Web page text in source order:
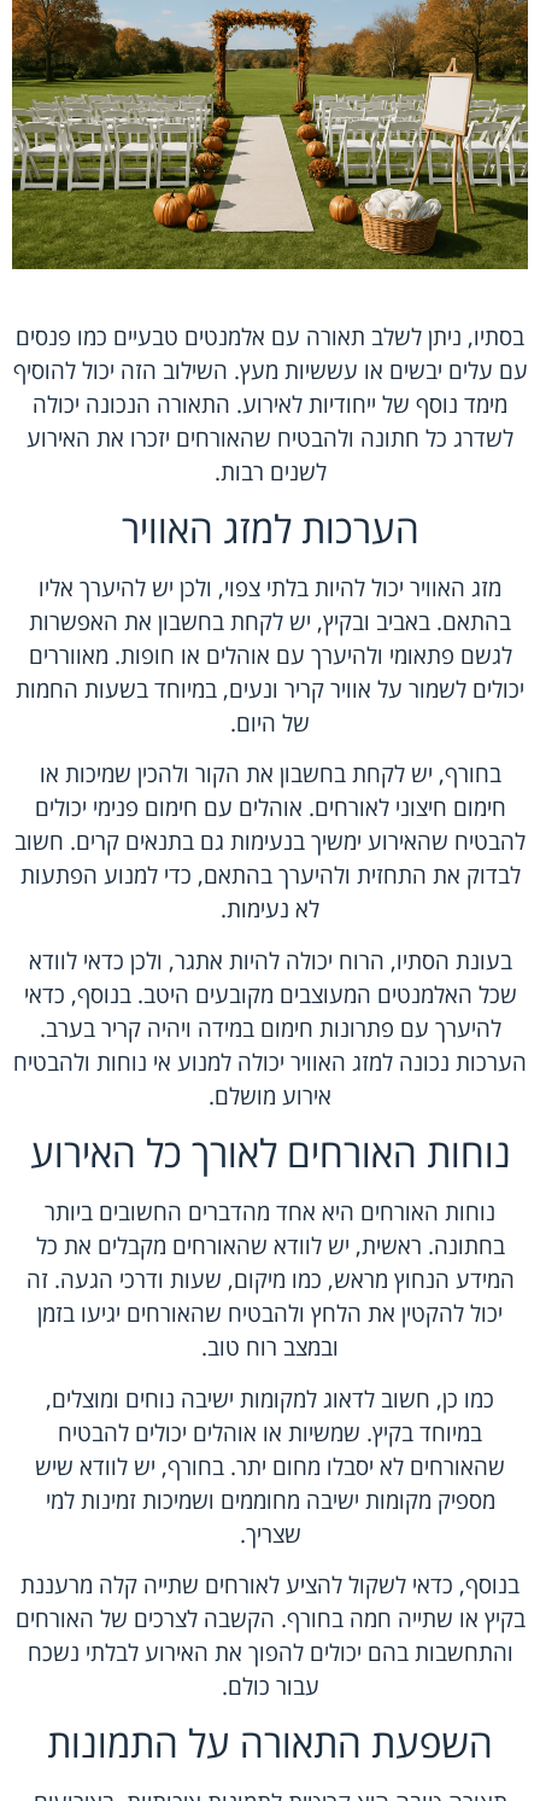
בסתיו, ניתן לשלב תאורה עם אלמנטים טבעיים כמו פנסים
עם עלים יבשים או עששיות מעץ. השילוב הזה יכול להוסיף
מימד נוסף של ייחודיות לאירוע. התאורה הנכונה יכולה
לשדרג כל חתונה ולהבטיח שהאורחים יזכרו את האירוע
לשנים רבות.
הערכות למזג האוויר
מזג האוויר יכול להיות בלתי צפוי, ולכן יש להיערך אליו
בהתאם. באביב ובקיץ, יש לקחת בחשבון את האפשרות
לגשם פתאומי ולהיערך עם אוהלים או חופות. מאווררים
יכולים לשמור על אוויר קריר ונעים, במיוחד בשעות החמות
של היום.
בחורף, יש לקחת בחשבון את הקור ולהכין שמיכות או
חימום חיצוני לאורחים. אוהלים עם חימום פנימי יכולים
להבטיח שהאירוע ימשיך בנעימות גם בתנאים קרים. חשוב
לבדוק את התחזית ולהיערך בהתאם, כדי למנוע הפתעות
לא נעימות.
בעונת הסתיו, הרוח יכולה להיות אתגר, ולכן כדאי לוודא
שכל האלמנטים המעוצבים מקובעים היטב. בנוסף, כדאי
להיערך עם פתרונות חימום במידה ויהיה קריר בערב.
הערכות נכונה למזג האוויר יכולה למנוע אי נוחות ולהבטיח
אירוע מושלם.
נוחות האורחים לאורך כל האירוע
נוחות האורחים היא אחד מהדברים החשובים ביותר
בחתונה. ראשית, יש לוודא שהאורחים מקבלים את כל
המידע הנחוץ מראש, כמו מיקום, שעות ודרכי הגעה. זה
יכול להקטין את הלחץ ולהבטיח שהאורחים יגיעו בזמן
ובמצב רוח טוב.
כמו כן, חשוב לדאוג למקומות ישיבה נוחים ומוצלים,
במיוחד בקיץ. שמשיות או אוהלים יכולים להבטיח
שהאורחים לא יסבלו מחום יתר. בחורף, יש לוודא שיש
מספיק מקומות ישיבה מחוממים ושמיכות זמינות למי
שצריך.
בנוסף, כדאי לשקול להציע לאורחים שתייה קלה מרעננת
בקיץ או שתייה חמה בחורף. הקשבה לצרכים של האורחים
והתחשבות בהם יכולים להפוך את האירוע לבלתי נשכח
עבור כולם.
השפעת התאורה על התמונות